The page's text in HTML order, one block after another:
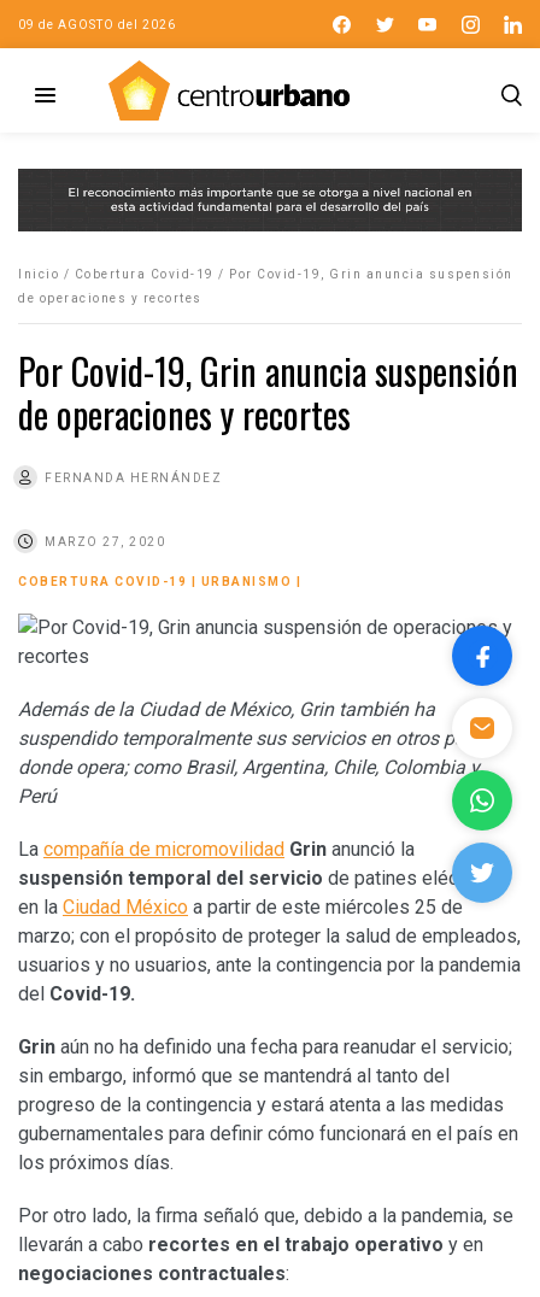
09 de AGOSTO del 2026
Inicio / Cobertura Covid-19 /
Por Covid-19, Grin anuncia suspensión
de operaciones y recortes
Por Covid-19, Grin anuncia suspensión
de operaciones y recortes
FERNANDA HERNÁNDEZ
MARZO 27, 2020
COBERTURA COVID-19 URBANISMO
Además de la Ciudad de México, Grin también ha
suspendido temporalmente sus servicios en otros países
donde opera; como Brasil, Argentina, Chile, Colombia y
Perú
La compañía de micromovilidad Grin anunció la
suspensión temporal del servicio de patines eléctricos
en la Ciudad México a partir de este miércoles 25 de
marzo; con el propósito de proteger la salud de empleados,
usuarios y no usuarios, ante la contingencia por la pandemia
del Covid-19.
Grin aún no ha definido una fecha para reanudar el servicio;
sin embargo, informó que se mantendrá al tanto del
progreso de la contingencia y estará atenta a las medidas
gubernamentales para definir cómo funcionará en el país en
los próximos días.
Por otro lado, la firma señaló que, debido a la pandemia, se
llevarán a cabo recortes en el trabajo operativo y en
negociaciones contractuales: